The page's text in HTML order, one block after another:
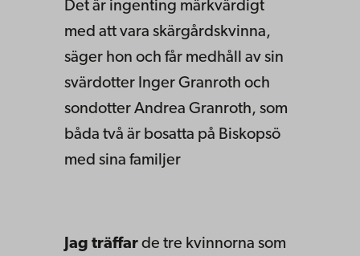
Det är ingenting märkvärdigt
med att vara skärgårdskvinna,
säger hon och får medhåll av sin
svärdotter Inger Granroth och
sondotter Andrea Granroth, som
båda två är bosatta på Biskopsö
med sina familjer
Jag träffar de tre kvinnorna som